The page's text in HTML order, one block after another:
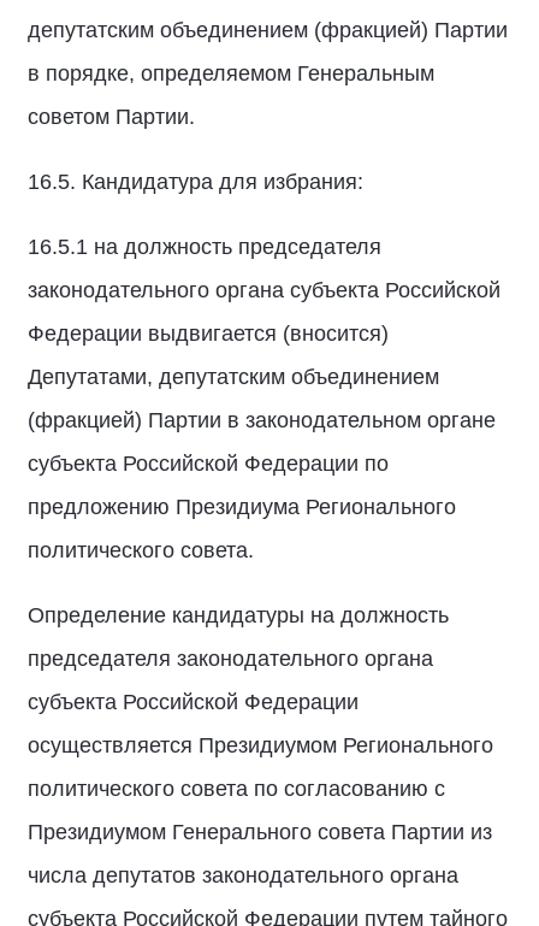
депутатским объединением (фракцией) Партии
в порядке, определяемом Генеральным
советом Партии.
16.5. Кандидатура для избрания:
16.5.1 на должность председателя
законодательного органа субъекта Российской
Федерации выдвигается (вносится)
Депутатами, депутатским объединением
(фракцией) Партии в законодательном органе
субъекта Российской Федерации по
предложению Президиума Регионального
политического совета.
Определение кандидатуры на должность
председателя законодательного органа
субъекта Российской Федерации
осуществляется Президиумом Регионального
политического совета по согласованию с
Президиумом Генерального совета Партии из
числа депутатов законодательного органа
субъекта Российской Федерации путем тайного